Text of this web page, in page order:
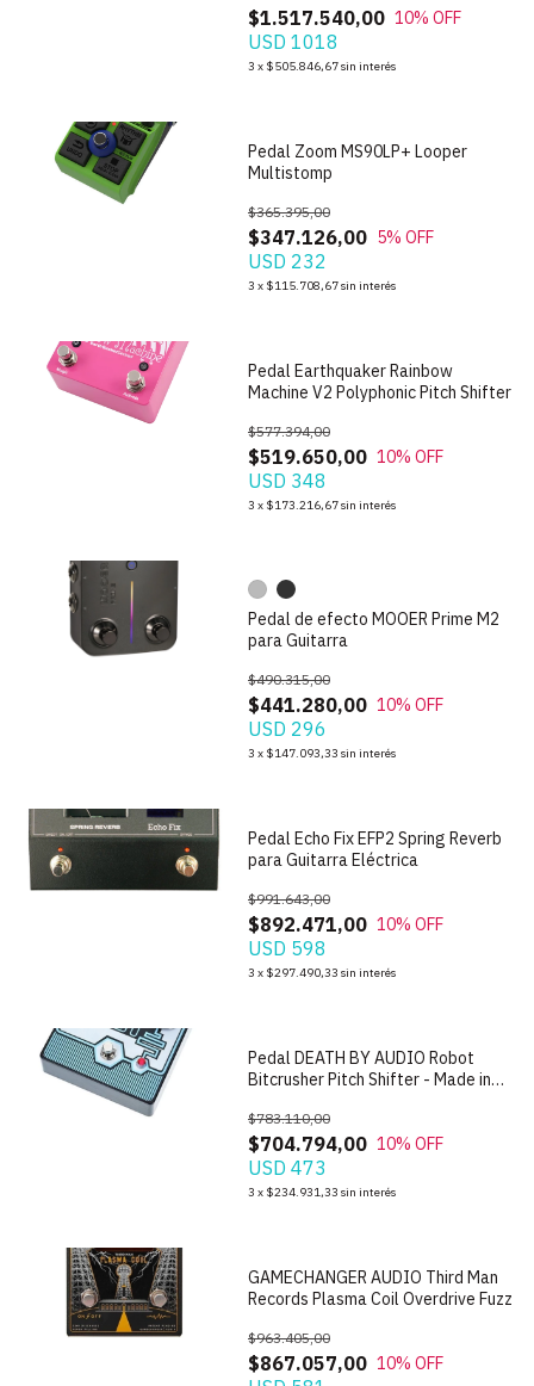
$1.517.540,00 10% OFF
USD 1018
3 x $505.846,67sin interés
Pedal Zoom MS90LP+ Looper
Multistomp
$347.126,00
$365.395,00
5% OFF
USD 232
3 x $115.708,67sin interés
Pedal Earthquaker Rainbow
Machine V2 Polyphonic Pitch Shifter
$519.650,00
$577.394,00
10% OFF
USD 348
3 x $173.216,67sin interés
Pedal de efecto MOOER Prime M2
para Guitarra
$441.280,00
$490.315,00
10% OFF
USD 296
3 x $147.093,33 sin interés
Pedal Echo Fix EFP2 Spring Reverb
para Guitarra Eléctrica
$892.471,00
$991.643,00
10% OFF
USD 598
3 x $297.490,33 sin interés
Pedal DEATH BY AUDIO Robot
Bitcrusher Pitch Shifter - Made in
$704.794,00
$783.110,00
10% OFF
USD 473
3 x $234.931,33 sin interés
GAMECHANGER AUDIO Third Man
Records Plasma Coil Overdrive Fuzz
$867.057,00
$963.405,00
10% OFF